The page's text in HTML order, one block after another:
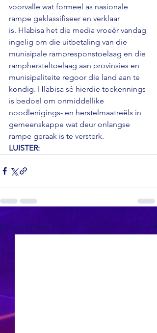
voorvalle wat formeel as nasionale
rampe geklassifiseer en verklaar
is. Hlabisa het die media vroeër vandag
ingelig om die uitbetaling van die
munisipale rampresponstoelaag en die
ramphersteltoelaag aan provinsies en
munisipaliteite regoor die land aan te
kondig. Hlabisa sê hierdie toekennings
is bedoel om onmiddellike
noodlenigings- en herstelmaatreëls in
gemeenskappe wat deur onlangse
rampe geraak is te versterk.
LUISTER:
Recent Posts See All